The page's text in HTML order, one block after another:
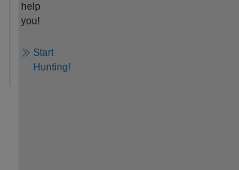
help
you!
Start
Hunting!